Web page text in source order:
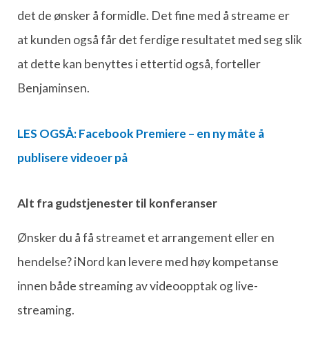
det de ønsker å formidle. Det fine med å streame er
at kunden også får det ferdige resultatet med seg slik
at dette kan benyttes i ettertid også, forteller
Benjaminsen.
LES OGSÅ: Facebook Premiere – en ny måte å
publisere videoer på
Alt fra gudstjenester til konferanser
Ønsker du å få streamet et arrangement eller en
hendelse? iNord kan levere med høy kompetanse
innen både streaming av videoopptak og live-
streaming.